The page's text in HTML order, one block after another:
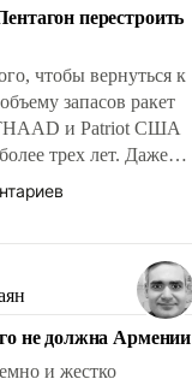
перестроить
чтобы вернуться к
запасов ракет
и Patriot США
трех лет. Даже
с Ираном
например, перед
не должна Армении
и жестко